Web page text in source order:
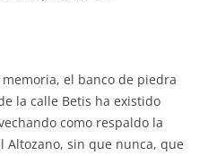
el banco de piedra
la calle Betis ha existido
como respaldo la
sin que nunca, que